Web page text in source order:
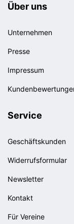
Über uns
Unternehmen
Presse
Impressum
Service
Geschäftskunden
Widerrufsformular
Newsletter
Kontakt
Für Vereine